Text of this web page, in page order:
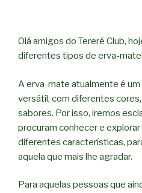
Olá amigos do Tereré Club,
diferentes tipos de erva-mate.
A erva-mate atualmente é
versátil, com diferentes
sabores. Por isso, iremos
procuram conhecer e
diferentes características,
aquela que mais lhe agradar.
Para aquelas pessoas que